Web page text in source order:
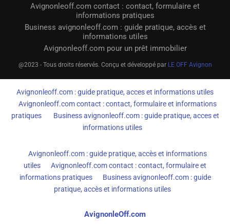
Avignonleoff.com contact : contact, formulaire et
informations pratiques
Business avignonleoff.com : guide pratique, accès et
informations utiles
Avignonleoff.com pour un prêt immobilier
@2023 - Tous droits réservés. Conçu et développé par LE OFF Avignon
Avignonleoff.com : guide pratique, acces et informations utiles
Avignonleoff.com contact : contact, formulaire et informations
pratiques
Business avignonleoff.com : guide pratique, acces et
informations utiles
Avignonleoff.com : guide pratique, accès et informations
utiles
Avignonleoff.com contact : contact, formulaire et
informations pratiques
Business avignonleoff.com : guide
pratique, accès et informations utiles
AvignonleOff.com